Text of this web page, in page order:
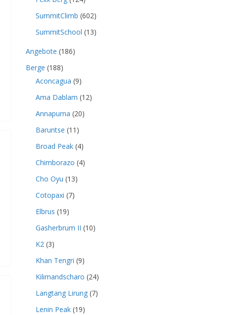
SummitClimb (602)
SummitSchool (13)
Angebote (186)
Berge (188)
Aconcagua (9)
Ama Dablam (12)
Annapurna (20)
Baruntse (11)
Broad Peak (4)
Chimborazo (4)
Cho Oyu (13)
Cotopaxi (7)
Elbrus (19)
Gasherbrum II (10)
K2 (3)
Khan Tengri (9)
Kilimandscharo (24)
Langtang Lirung (7)
Lenin Peak (19)